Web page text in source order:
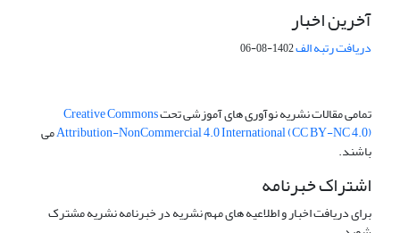
آخرین اخبار
دریافت رتبه الف1402-08-06
تمامی مقالات نشریه نوآوری های آموزشی تحتCreative Commons
Attribution-NonCommercial 4.0 International (CC BY-NC 4.0)می
باشند.
اشتراک خبرنامه
برای دریافت اخبار و اطلاعیه های مهم نشریه در خبرنامه نشریه مشترک